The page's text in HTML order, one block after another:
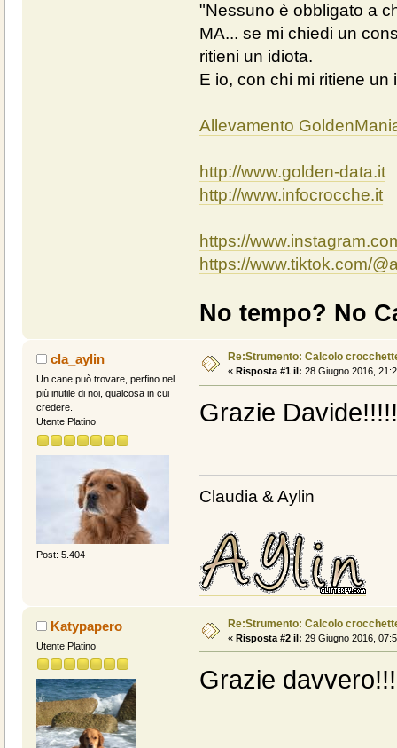
"Nessuno è obbligato a
MA... se mi chiedi un
ritieni un idiota.
E io, con chi mi ritiene
Allevamento
http://www.golden-data.it
http://www.infocrocche.it
https://
https://www.tiktok.com/
No tempo? No
cla_aylin
Un cane può trovare, perfino nel
più inutile di noi, qualcosa in cui
credere.
Utente Platino
Post: 5.404
Re:Strumento: Calcolo
« Risposta #1 il: 28 Giugno 2016,
Grazie Davide!!!!!
Claudia & Aylin
Katypapero
Utente Platino
Re:Strumento: Calcolo
« Risposta #2 il: 29 Giugno 2016,
Grazie davvero!!!